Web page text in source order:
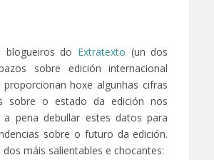
blogueiros do Extratexto (un dos
sobre edición internacional
hoxe algunhas cifras
sobre o estado da edición nos
a pena debullar estes datos para
sobre o futuro da edición.
dos máis salientables e chocantes: